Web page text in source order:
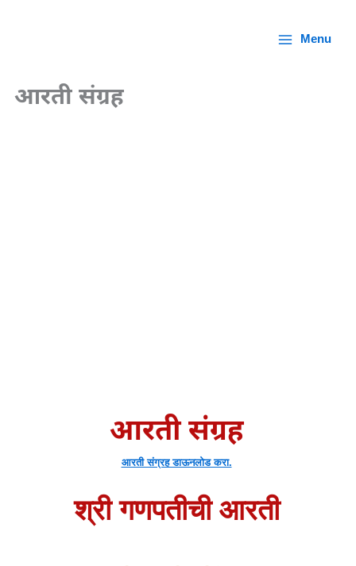
Menu
आरती संग्रह
आरती संग्रह
आरती संग्रह डाऊनलोड करा.
श्री गणपतीची आरती